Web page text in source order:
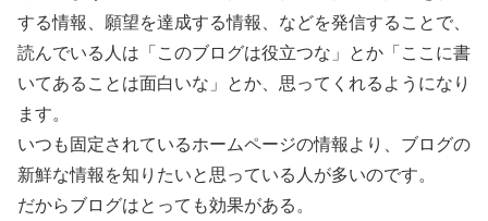
する情報、願望を達成する情報、などを発信することで、
読んでいる人は「このブログは役立つな」とか「ここに書
いてあることは面白いな」とか、思ってくれるようになり
ます。
いつも固定されているホームページの情報より、ブログの
新鮮な情報を知りたいと思っている人が多いのです。
だからブログはとっても効果がある。